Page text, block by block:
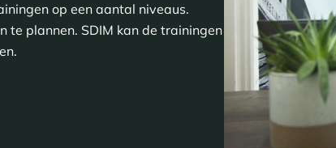
op een aantal niveaus.
te plannen. SDIM kan de trainingen